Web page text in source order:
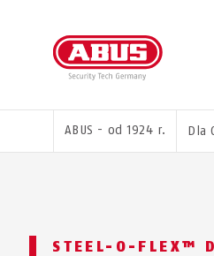
JESTEŚ
ABUS - od 1924 r. Dla
STEEL-O-FLEX™